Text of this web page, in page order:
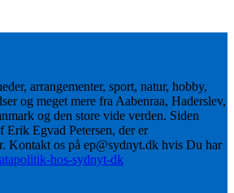
arrangementer, sport, natur, hobby,
og meget mere fra Aabenraa, Haderslev,
og den store vide verden. Siden
Erik Egvad Petersen, der er
Kontakt os på ep@sydnyt.dk hvis Du har
hos-sydnyt-dk